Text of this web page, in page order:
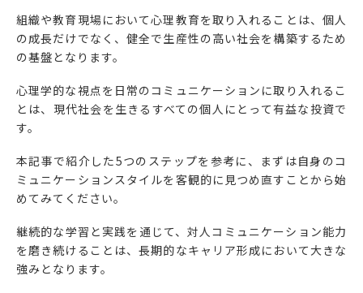
組織や教育現場において心理教育を取り入れることは、個人
の成長だけでなく、健全で生産性の高い社会を構築するため
の基盤となります。
心理学的な視点を日常のコミュニケーションに取り入れるこ
とは、現代社会を生きるすべての個人にとって有益な投資で
す。
本記事で紹介した5つのステップを参考に、まずは自身のコ
ミュニケーションスタイルを客観的に見つめ直すことから始
めてみてください。
継続的な学習と実践を通じて、対人コミュニケーション能力
を磨き続けることは、長期的なキャリア形成において大きな
強みとなります。